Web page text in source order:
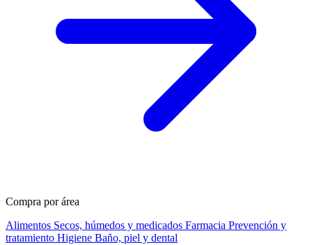
Compra por área
Alimentos Secos, húmedos y medicados Farmacia Prevención y
tratamiento Higiene Baño, piel y dental